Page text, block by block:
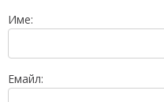
Име:
Емайл: